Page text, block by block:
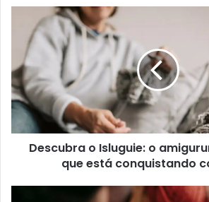
Descubra o Isluguie: o
que está conquistando